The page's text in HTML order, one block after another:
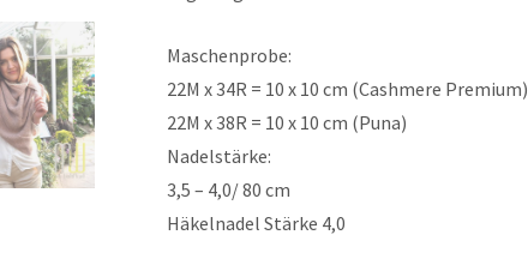
Maschenprobe:
22M x 34R = 10 x 10 cm (Cashmere Premium)
22M x 38R = 10 x 10 cm (Puna)
Nadelstärke:
3,5 – 4,0/ 80 cm
Häkelnadel Stärke 4,0